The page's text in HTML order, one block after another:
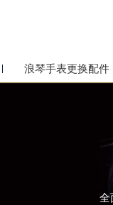
浪琴手表更换配件
全